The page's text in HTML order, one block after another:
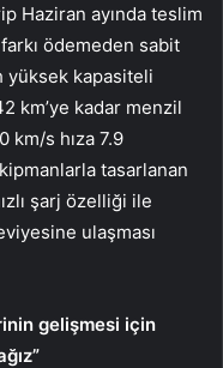
Haziran ayında teslim
ödemeden sabit
yüksek kapasiteli
km’ye kadar menzil
km/s hıza 7.9
tasarlanan
şarj özelliği ile
ulaşması
gelişmesi için